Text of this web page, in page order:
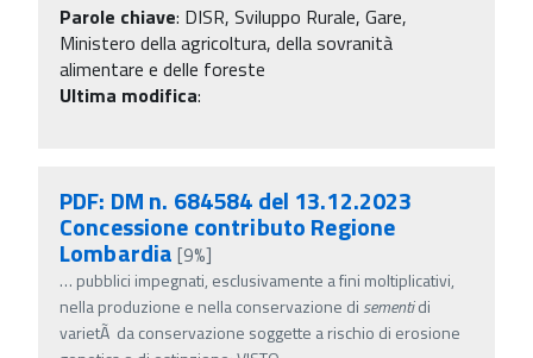
Parole chiave: DISR, Sviluppo Rurale, Gare,
Ministero della agricoltura, della sovranità
alimentare e delle foreste
Ultima modifica:
PDF: DM n. 684584 del 13.12.2023
Concessione contributo Regione
Lombardia [9%]
… pubblici impegnati, esclusivamente a fini moltiplicativi,
nella produzione e nella conservazione di sementidi
varietÃ da conservazione soggette a rischio di erosione